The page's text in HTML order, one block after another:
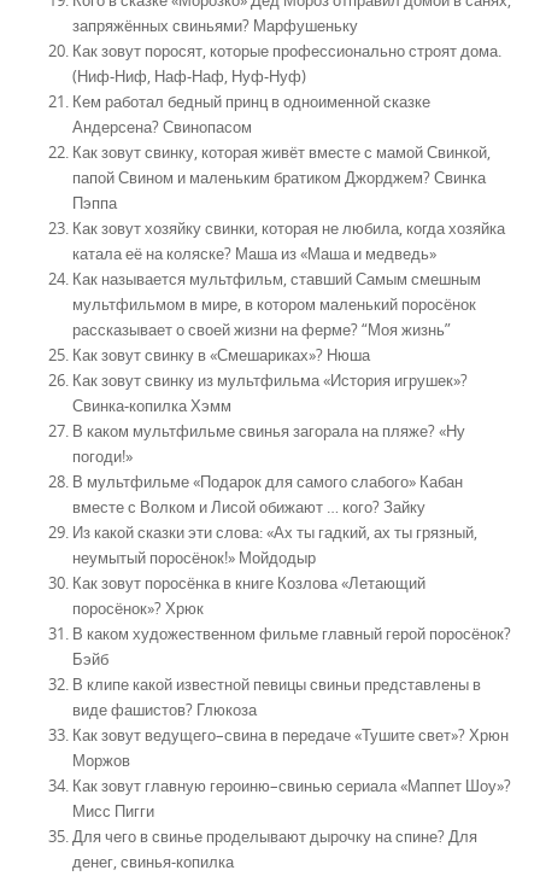
запряжённых свиньями? Марфушеньку
Как зовут поросят, которые профессионально строят дома.
(Ниф-Ниф, Наф-Наф, Нуф-Нуф)
Кем работал бедный принц в одноименной сказке
Андерсена? Свинопасом
Как зовут свинку, которая живёт вместе с мамой Свинкой,
папой Свином и маленьким братиком Джорджем? Свинка
Пэппа
Как зовут хозяйку свинки, которая не любила, когда хозяйка
катала её на коляске? Маша из «Маша и медведь»
Как называется мультфильм, ставший Самым смешным
мультфильмом в мире, в котором маленький поросёнок
рассказывает о своей жизни на ферме? “Моя жизнь”
Как зовут свинку в «Смешариках»? Нюша
Как зовут свинку из мультфильма «История игрушек»?
Свинка-копилка Хэмм
В каком мультфильме свинья загорала на пляже? «Ну
погоди!»
В мультфильме «Подарок для самого слабого» Кабан
вместе с Волком и Лисой обижают … кого? Зайку
Из какой сказки эти слова: «Ах ты гадкий, ах ты грязный,
неумытый поросёнок!» Мойдодыр
Как зовут поросёнка в книге Козлова «Летающий
поросёнок»? Хрюк
В каком художественном фильме главный герой поросёнок?
Бэйб
В клипе какой известной певицы свиньи представлены в
виде фашистов? Глюкоза
Как зовут ведущего–свина в передаче «Тушите свет»? Хрюн
Моржов
Как зовут главную героиню–свинью сериала «Маппет Шоу»?
Мисс Пигги
Для чего в свинье проделывают дырочку на спине? Для
денег, свинья-копилка